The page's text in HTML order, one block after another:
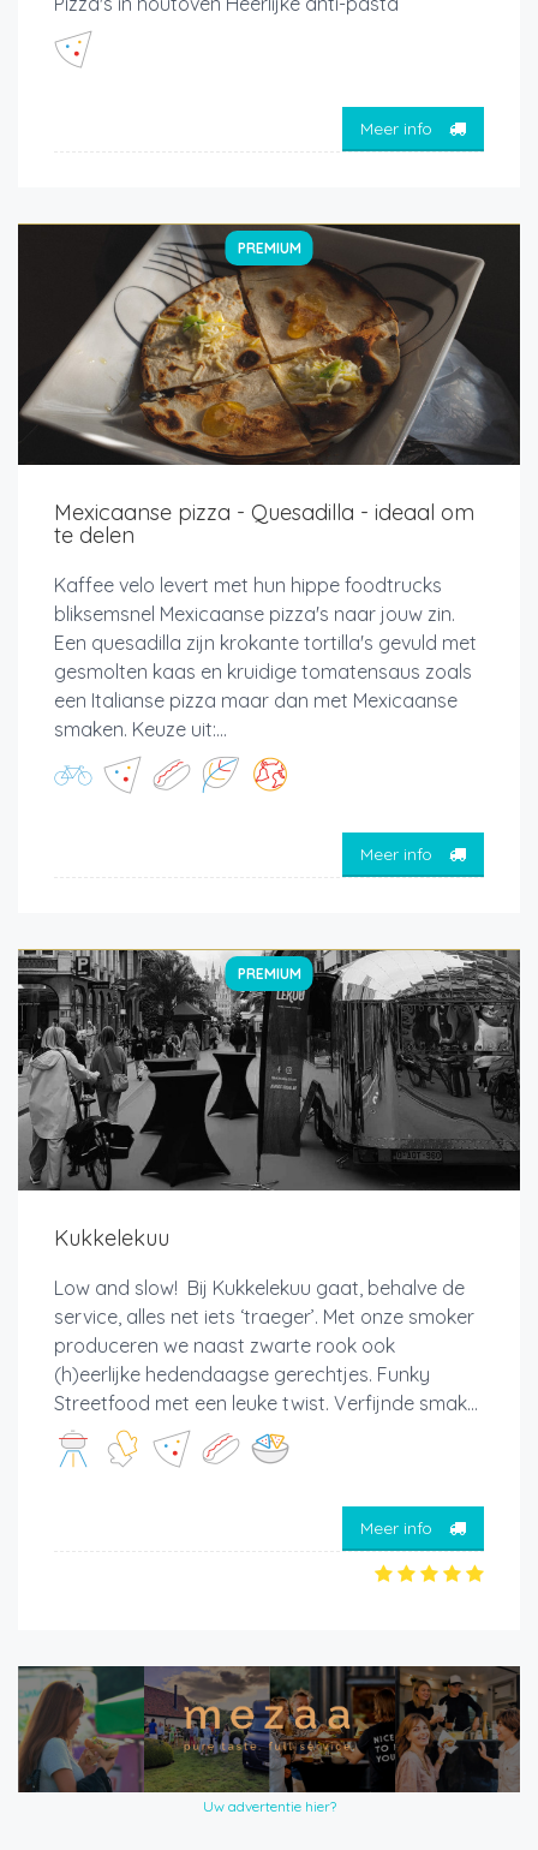
Meer info
PREMIUM
Mexicaanse pizza - Quesadilla - ideaal om
te delen
Kaffee velo levert met hun hippe foodtrucks
bliksemsnel Mexicaanse pizza's naar jouw zin.
Een quesadilla zijn krokante tortilla's gevuld met
gesmolten kaas en kruidige tomatensaus zoals
een Italianse pizza maar dan met Mexicaanse
smaken. Keuze uit:...
Meer info
PREMIUM
Kukkelekuu
Low and slow! Bij Kukkelekuu gaat, behalve de
service, alles net iets ‘traeger’. Met onze smoker
produceren we naast zwarte rook ook
(h)eerlijke hedendaagse gerechtjes. Funky
Streetfood met een leuke twist. Verfijnde smak...
Meer info
Uw advertentie hier?